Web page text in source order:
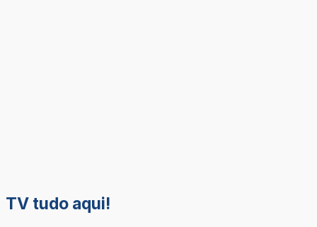
TV tudo aqui!